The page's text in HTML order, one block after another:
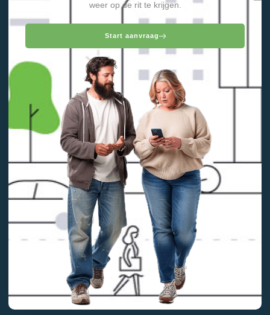
weer op de rit te krijgen.
Start aanvraag